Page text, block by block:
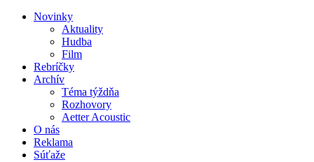
Novinky
Aktuality
Hudba
Film
Rebríčky
Archív
Téma týždňa
Rozhovory
Aetter Acoustic
O nás
Reklama
Súťaže